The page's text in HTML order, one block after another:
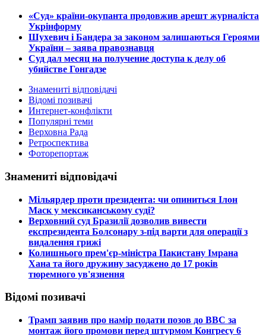
​«Суд» країни-окупанта продовжив арешт журналіста
Укрінформу
Шухевич і Бандера за законом залишаються Героями
України – заява правознавця
Суд дал месяц на получение доступа к делу об
убийстве Гонгадзе
Знамениті відповідачі
Відомі позивачі
Интернет-конфлікти
Популярні теми
Верховна Рада
Ретроспектива
Фоторепортаж
Знамениті відповідачі
​Мільярдер проти президента: чи опиниться Ілон
Маск у мексиканському суді?
​Верховний суд Бразилії дозволив вивести
експрезидента Болсонару з-під варти для операції з
видалення грижі
​Колишнього прем'єр-міністра Пакистану Імрана
Хана та його дружину засуджено до 17 років
тюремного ув'язнення
Відомі позивачі
​Трамп заявив про намір подати позов до ВВС за
монтаж його промови перед штурмом Конгресу 6